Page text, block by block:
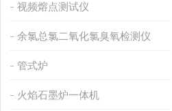
视频熔点测试仪
余氯总氯二氧化氯臭氧检测仪
管式炉
火焰石墨炉一体机